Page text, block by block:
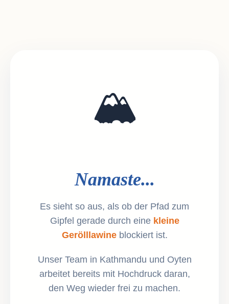
🏔️
Namaste...
Es sieht so aus, als ob der Pfad zum
Gipfel gerade durch eine kleine
Gerölllawineblockiert ist.
Unser Team in Kathmandu und Oyten
arbeitet bereits mit Hochdruck daran,
den Weg wieder frei zu machen.